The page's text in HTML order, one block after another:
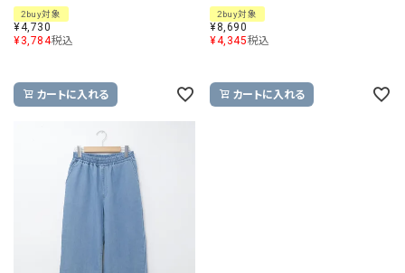
2buy対象
¥4,730
¥3,784税込
カートに入れる
2buy対象
¥8,690
¥4,345税込
カートに入れる